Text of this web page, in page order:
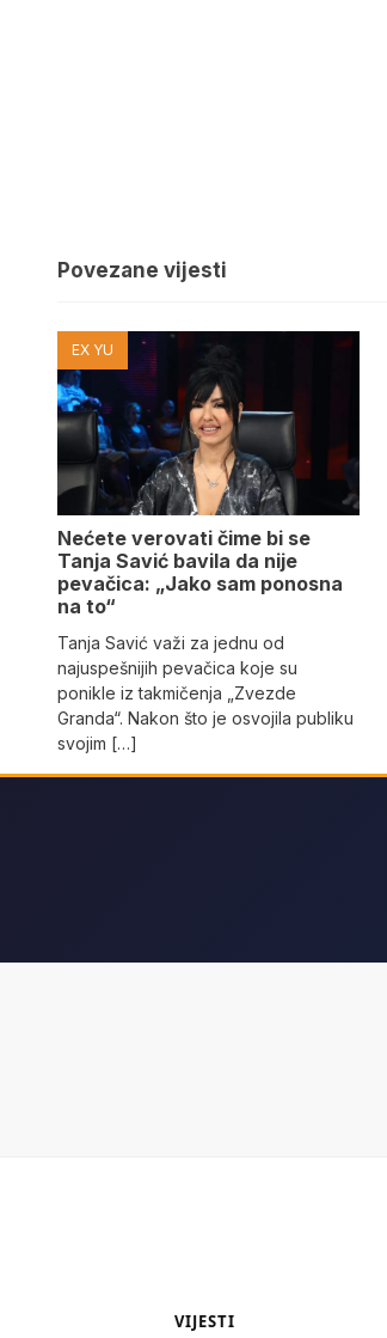
Povezane vijesti
EX YU
Nećete verovati čime bi se
Tanja Savić bavila da nije
pevačica: „Jako sam ponosna
na to“
Tanja Savić važi za jednu od
najuspešnijih pevačica koje su
ponikle iz takmičenja „Zvezde
Granda“. Nakon što je osvojila publiku
svojim […]
VIJESTI